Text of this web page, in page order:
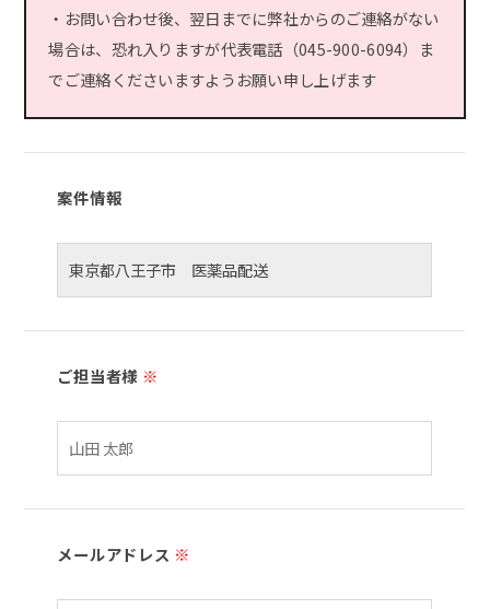
・お問い合わせ後、翌日までに弊社からのご連絡がない
場合は、恐れ入りますが代表電話（045-900-6094）ま
でご連絡くださいますようお願い申し上げます
案件情報
ご担当者様 ※
メールアドレス ※